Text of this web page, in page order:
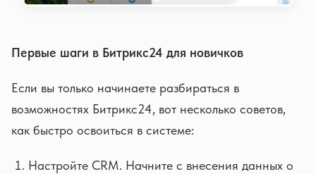
Первые шаги в Битрикс24 для новичков
Если вы только начинаете разбираться в
возможностях Битрикс24, вот несколько советов,
как быстро освоиться в системе:
Настройте CRM. Начните с внесения данных о